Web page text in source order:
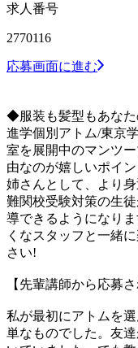
求人番号
2770116
応募画面に進む
◆服装も髪型もあな
進学個別アトム/東京
室を展開中のマンツ
由なのが嬉しいポイ
姉さんとして、より
難関校受験対策の生
導できるようになり
くなスタッフと一緒
さい!
【先輩講師から応募
私が最初にアトムを
単なものでした。友